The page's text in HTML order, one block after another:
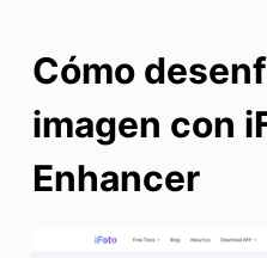
Cómo
imagen con
Enhancer